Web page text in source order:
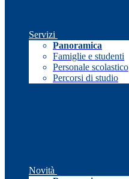
Servizi
Panoramica
Famiglie e studenti
Personale scolastico
Percorsi di studio
Novità